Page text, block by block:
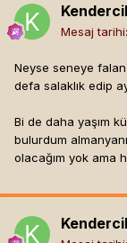
Mesaj tarihi:
Neyse seneye
defa salaklık edip
Bi de daha yaşım
bulurdum
olacağım yok ama